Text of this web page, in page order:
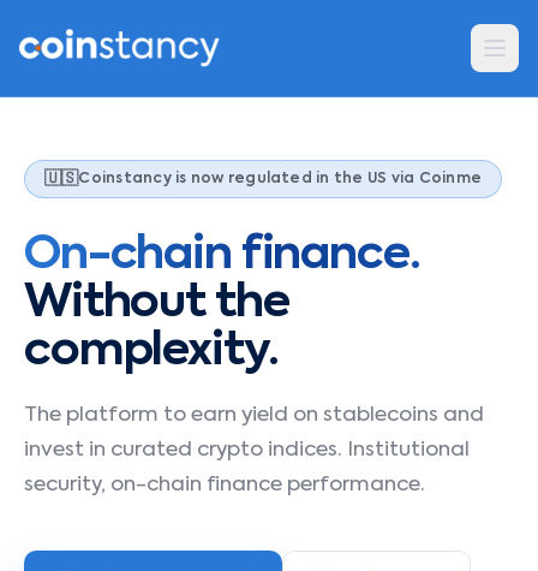
🇺🇸Coinstancy is now regulated in the US via Coinme
On-chain finance.
Without the
complexity.
The platform to earn yield on stablecoins and
invest in curated crypto indices. Institutional
security, on-chain finance performance.